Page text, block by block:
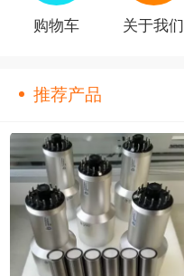
购物车 关于我们
推荐产品